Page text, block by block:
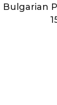
Bulgarian